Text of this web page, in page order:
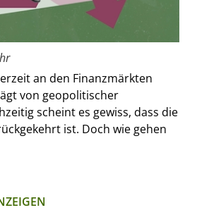
an den Finanzmärkten
von geopolitischer
scheint es gewiss, dass die
ist. Doch wie gehen